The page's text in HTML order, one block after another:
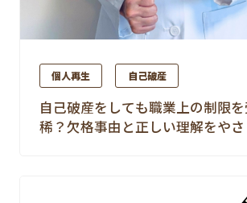
個人再生 自己破産
自己破産をしても職業上の制限
稀？欠格事由と正しい理解をや